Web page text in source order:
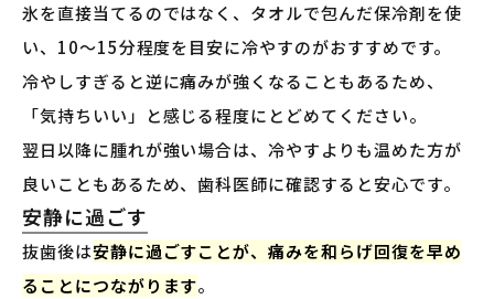
氷を直接当てるのではなく、タオルで包んだ保冷剤を使
い、10〜15分程度を目安に冷やすのがおすすめです。
冷やしすぎると逆に痛みが強くなることもあるため、
「気持ちいい」と感じる程度にとどめてください。
翌日以降に腫れが強い場合は、冷やすよりも温めた方が
良いこともあるため、歯科医師に確認すると安心です。
安静に過ごす
抜歯後は安静に過ごすことが、痛みを和らげ回復を早め
ることにつながります。